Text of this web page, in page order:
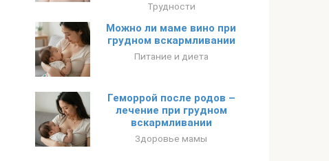
Трудности
Можно ли маме вино при
грудном вскармливании
Питание и диета
Геморрой после родов –
лечение при грудном
вскармливании
Здоровье мамы